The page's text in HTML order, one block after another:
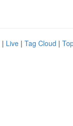
| Live | Tag Cloud |